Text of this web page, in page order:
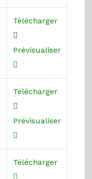
Télécharger
Prévisualiser
Télécharger
Prévisualiser
Télécharger